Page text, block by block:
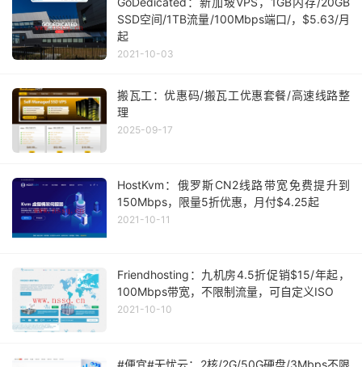
SSD空间/1TB流量/100Mbps端口/，$5.63/月
起
2021-10-03
搬瓦工：优惠码/搬瓦工优惠套餐/高速线路整
理
2025-09-17
HostKvm：俄罗斯CN2线路带宽免费提升到
150Mbps，限量5折优惠，月付$4.25起
2021-10-11
Friendhosting：九机房4.5折促销$15/年起，
100Mbps带宽，不限制流量，可自定义ISO
2021-10-10